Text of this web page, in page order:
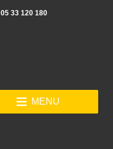
05 33 120 180
MENU